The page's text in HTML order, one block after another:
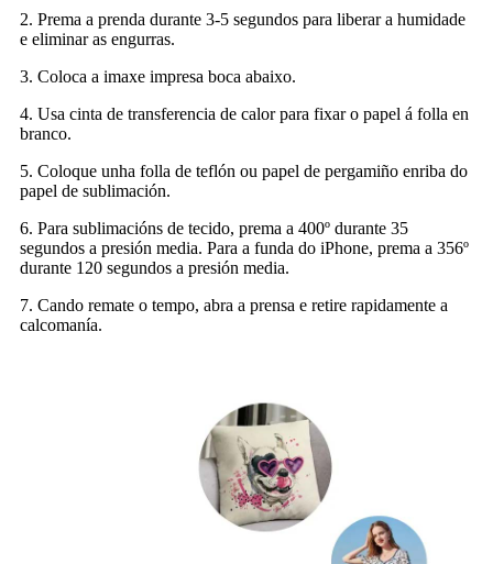
2. Prema a prenda durante 3-5 segundos para liberar a humidade
e eliminar as engurras.
3. Coloca a imaxe impresa boca abaixo.
4. Usa cinta de transferencia de calor para fixar o papel á folla en
branco.
5. Coloque unha folla de teflón ou papel de pergamiño enriba do
papel de sublimación.
6. Para sublimacións de tecido, prema a 400º durante 35
segundos a presión media. Para a funda do iPhone, prema a 356º
durante 120 segundos a presión media.
7. Cando remate o tempo, abra a prensa e retire rapidamente a
calcomanía.